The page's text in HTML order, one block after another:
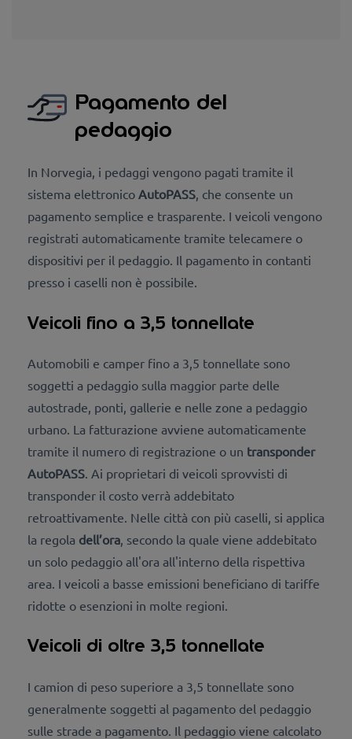
Pagamento del
pedaggio
In Norvegia, i pedaggi vengono pagati tramite il
sistema elettronico AutoPASS, che consente un
pagamento semplice e trasparente. I veicoli vengono
registrati automaticamente tramite telecamere o
dispositivi per il pedaggio. Il pagamento in contanti
presso i caselli non è possibile.
Veicoli fino a 3,5 tonnellate
Automobili e camper fino a 3,5 tonnellate sono
soggetti a pedaggio sulla maggior parte delle
autostrade, ponti, gallerie e nelle zone a pedaggio
urbano. La fatturazione avviene automaticamente
tramite il numero di registrazione o un transponder
AutoPASS. Ai proprietari di veicoli sprovvisti di
transponder il costo verrà addebitato
retroattivamente. Nelle città con più caselli, si applica
la regola dell’ora, secondo la quale viene addebitato
un solo pedaggio all'ora all'interno della rispettiva
area. I veicoli a basse emissioni beneficiano di tariffe
ridotte o esenzioni in molte regioni.
Veicoli di oltre 3,5 tonnellate
I camion di peso superiore a 3,5 tonnellate sono
generalmente soggetti al pagamento del pedaggio
sulle strade a pagamento. Il pedaggio viene calcolato